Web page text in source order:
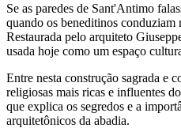
Se as paredes de Sant'Antimo
quando os beneditinos conduziam
Restaurada pelo arquiteto
usada hoje como um espaço
Entre nesta construção sagrada e
religiosas mais ricas e influentes
que explica os segredos e a
arquitetônicos da abadia.